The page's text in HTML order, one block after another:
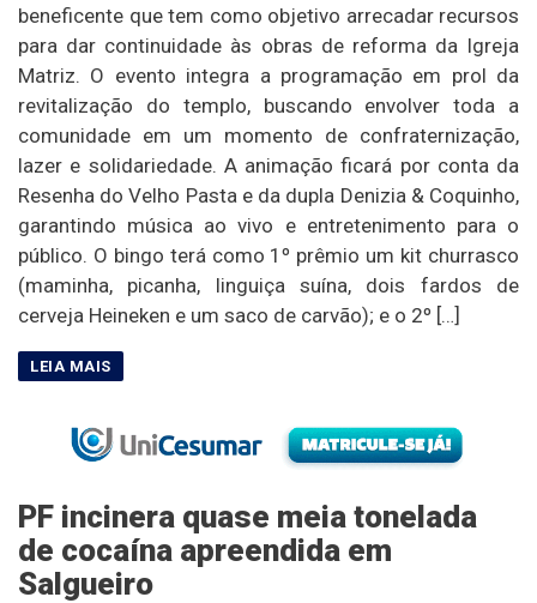
beneficente que tem como objetivo arrecadar recursos
para dar continuidade às obras de reforma da Igreja
Matriz. O evento integra a programação em prol da
revitalização do templo, buscando envolver toda a
comunidade em um momento de confraternização,
lazer e solidariedade. A animação ficará por conta da
Resenha do Velho Pasta e da dupla Denizia & Coquinho,
garantindo música ao vivo e entretenimento para o
público. O bingo terá como 1º prêmio um kit churrasco
(maminha, picanha, linguiça suína, dois fardos de
cerveja Heineken e um saco de carvão); e o 2º […]
PF incinera quase meia tonelada
de cocaína apreendida em
Salgueiro